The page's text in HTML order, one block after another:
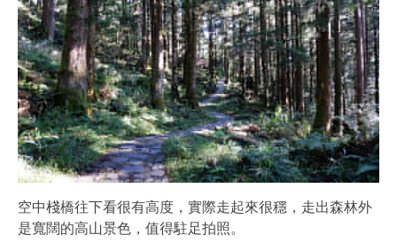
空中棧橋往下看很有高度，實際走起來很穩，走出森林外
是寬闊的高山景色，值得駐足拍照。